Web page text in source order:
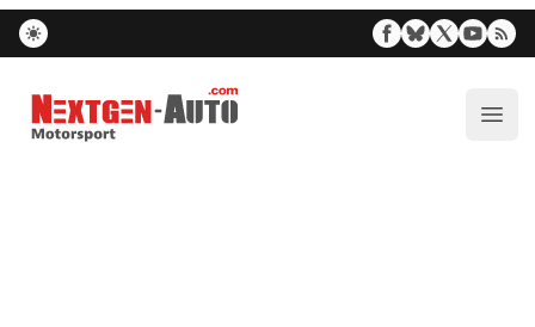
Nextgen-Auto.com